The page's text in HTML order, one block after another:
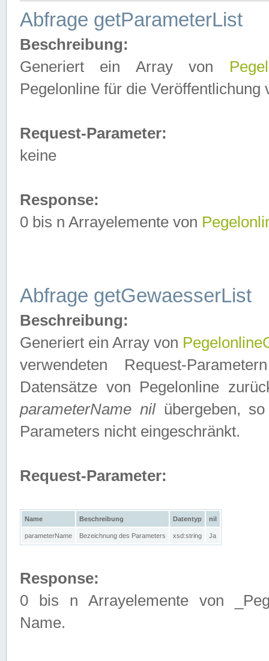
Abfrage getParameterList
Beschreibung:
Generiert ein Array von
Pegelonline für die Veröffentlichung
Request-Parameter:
keine
Response:
0 bis n Arrayelemente von
Abfrage getGewaesserList
Beschreibung:
Generiert ein Array von
verwendeten Request-
Datensätze von Pegelonline
parameterName nilübergeben, so
Parameters nicht eingeschränkt.
Request-Parameter:
Name Beschreibung Datentyp nil
parameterName Bezeichnung des Parameters xsd:string Ja
Response:
0 bis n Arrayelemente von
Name.